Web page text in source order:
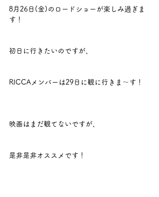
8月26日(金)のロードショーが楽しみ過ぎま
す！
初日に行きたいのですが、
RICCAメンバーは29日に観に行きま～す！
映画はまだ観てないですが、
是非是非オススメです！